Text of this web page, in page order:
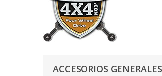
ACCESORIOS GENERALES